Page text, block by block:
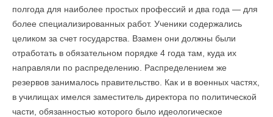
полгода для наиболее простых профессий и два года — для
более специализированных работ. Ученики содержались
целиком за счет государства. Взамен они должны были
отработать в обязательном порядке 4 года там, куда их
направляли по распределению. Распределением же
резервов занималось правительство. Как и в военных частях,
в училищах имелся заместитель директора по политической
части, обязанностью которого было идеологическое